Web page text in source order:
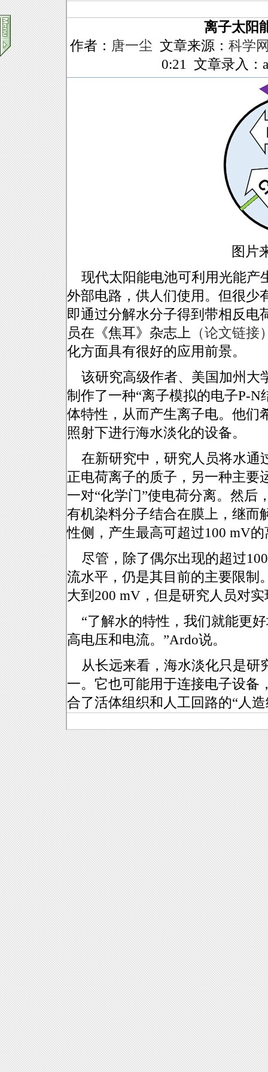
离子太阳
作者： 唐一尘 文章来源： 科学
0:21 文章录入：
图片
现代太阳能电池可利用光能产
外部电路，供人们使用。但很少
即通过分解水分子得到带相反电
员在《焦耳》杂志上 （论文链接
化方面具有很好的应用前景。
该研究高级作者、美国加州大
制作了一种“离子模拟的电子P-
体特性，从而产生离子电。他们
照射下进行海水淡化的设备。
在新研究中，研究人员将水通
正电荷离子的质子，另一种主要
一对“化学门”使电荷分离。然后
有机染料分子结合在膜上，继而
性侧，产生最高可超过100 mV
尽管，除了偶尔出现的超过
流水平，仍是其目前的主要限制
大到200 mV，但是研究人员对
“了解水的特性，我们就能更
高电压和电流。”Ardo说。
从长远来看，海水淡化只是研
一。它也可能用于连接电子设备
合了活体组织和人工回路的“人